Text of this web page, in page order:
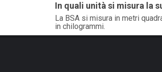
In quali unità si misura la
La BSA si misura in metri
in chilogrammi.